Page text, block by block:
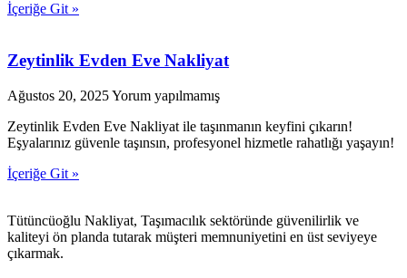
İçeriğe Git »
Zeytinlik Evden Eve Nakliyat
Ağustos 20, 2025Yorum yapılmamış
Zeytinlik Evden Eve Nakliyat ile taşınmanın keyfini çıkarın!
Eşyalarınız güvenle taşınsın, profesyonel hizmetle rahatlığı yaşayın!
İçeriğe Git »
Tütüncüoğlu Nakliyat, Taşımacılık sektöründe güvenilirlik ve
kaliteyi ön planda tutarak müşteri memnuniyetini en üst seviyeye
çıkarmak.